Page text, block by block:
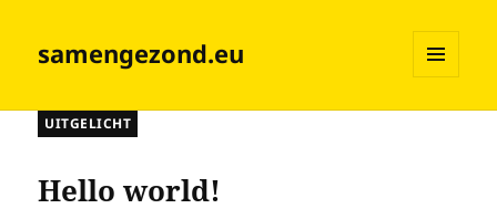
samengezond.eu
EN
Hello world!
UITGELICHT